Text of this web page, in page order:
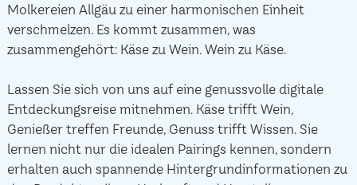
Molkereien Allgäu zu einer harmonischen Einheit
verschmelzen. Es kommt zusammen, was
zusammengehört: Käse zu Wein. Wein zu Käse.
Lassen Sie sich von uns auf eine genussvolle digitale
Entdeckungsreise mitnehmen. Käse trifft Wein,
Genießer treffen Freunde, Genuss trifft Wissen. Sie
lernen nicht nur die idealen Pairings kennen, sondern
erhalten auch spannende Hintergrundinformationen zu